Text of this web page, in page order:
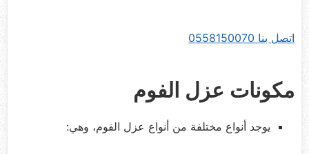
اتصل بنا 0558150070
مكونات عزل الفوم
يوجد أنواع مختلفة من أنواع عزل الفوم، وهي: